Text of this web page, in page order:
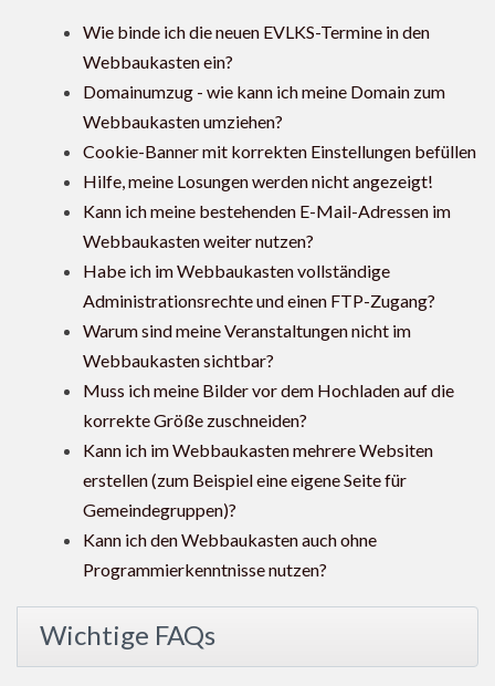
Wie binde ich die neuen EVLKS-Termine in den
Webbaukasten ein?
Domainumzug - wie kann ich meine Domain zum
Webbaukasten umziehen?
Cookie-Banner mit korrekten Einstellungen befüllen
Hilfe, meine Losungen werden nicht angezeigt!
Kann ich meine bestehenden E-Mail-Adressen im
Webbaukasten weiter nutzen?
Habe ich im Webbaukasten vollständige
Administrationsrechte und einen FTP-Zugang?
Warum sind meine Veranstaltungen nicht im
Webbaukasten sichtbar?
Muss ich meine Bilder vor dem Hochladen auf die
korrekte Größe zuschneiden?
Kann ich im Webbaukasten mehrere Websiten
erstellen (zum Beispiel eine eigene Seite für
Gemeindegruppen)?
Kann ich den Webbaukasten auch ohne
Programmierkenntnisse nutzen?
Wichtige FAQs